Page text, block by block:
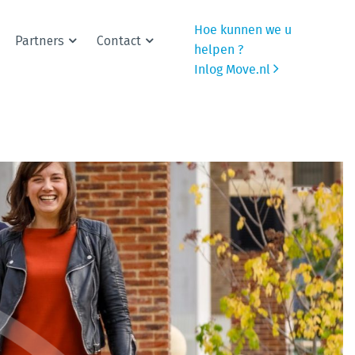
Partners Contact
Hoe kunnen we u
helpen ?
Inlog Move.nl